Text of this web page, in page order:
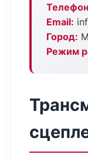
Email:
Город:
Режим